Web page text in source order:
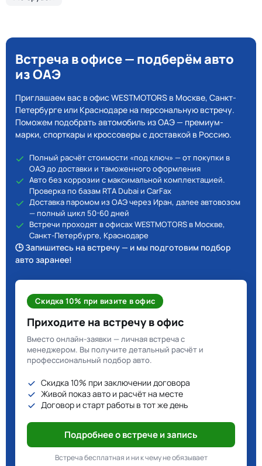
Встреча в офисе — подберём авто
из ОАЭ
Приглашаем вас в офис WESTMOTORS в Москве, Санкт-
Петербурге или Краснодаре на персональную встречу.
Поможем подобрать автомобиль из ОАЭ — премиум-
марки, спорткары и кроссоверы с доставкой в Россию.
Полный расчёт стоимости «под ключ» — от покупки в
ОАЭ до доставки и таможенного оформления
Авто без коррозии с максимальной комплектацией.
Проверка по базам RTA Dubai и CarFax
Доставка паромом из ОАЭ через Иран, далее автовозом
— полный цикл 50-60 дней
Встречи проходят в офисах WESTMOTORS в Москве,
Санкт-Петербурге, Краснодаре
🕒 Запишитесь на встречу — и мы подготовим подбор
авто заранее!
Скидка 10% при визите в офис
Приходите на встречу в офис
Вместо онлайн-заявки — личная встреча с
менеджером. Вы получите детальный расчёт и
профессиональный подбор авто.
Скидка 10% при заключении договора
Живой показ авто и расчёт на месте
Договор и старт работы в тот же день
Подробнее о встрече и запись
Встреча бесплатная и ни к чему не обязывает